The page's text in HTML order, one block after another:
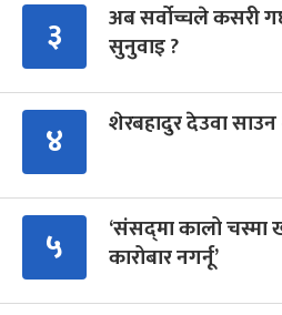
३
अब सर्वोच्चले कसरी
सुनुवाइ ?
४ शेरबहादुर देउवा
५
‘संसद्‍मा कालो
कारोबार नगर्नू’